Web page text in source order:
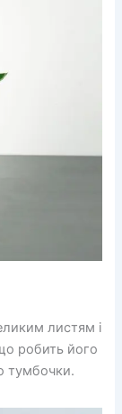
листям і
робить його
тумбочки.